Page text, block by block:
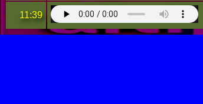
11:39